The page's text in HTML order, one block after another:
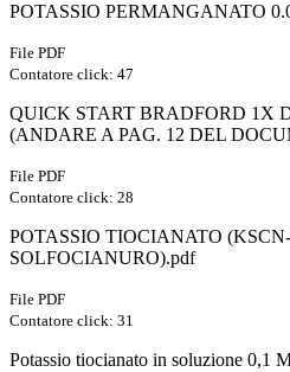
POTASSIO PERMANGANATO
File PDF
Contatore click: 47
QUICK START BRADFORD 1X
(ANDARE A PAG. 12 DEL
File PDF
Contatore click: 28
POTASSIO TIOCIANATO
SOLFOCIANURO).pdf
File PDF
Contatore click: 31
Potassio tiocianato in soluzione 0,1